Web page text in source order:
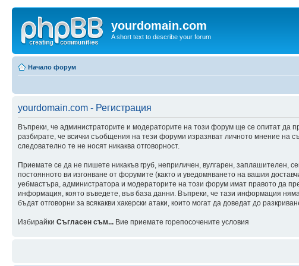
yourdomain.com
A short text to describe your forum
Начало форум
yourdomain.com - Регистрация
Въпреки, че администраторите и модераторите на този форум ще се опитат да
разбирате, че всички съобщения на тези форуми изразяват личното мнение на
следователно те не носят никаква отговорност.
Приемате се да не пишете никакъв груб, неприличен, вулгарен, заплашителен,
постоянното ви изгонване от форумите (както и уведомяването на вашия
уебмастъра, администратора и модераторите на този форум имат правото да
информация, която въведете, във база данни. Въпреки, че тази информация
бъдат отговорни за всякакви хакерски атаки, които могат да доведат до
Избирайки Съгласен съм... Вие приемате горепосочените условия